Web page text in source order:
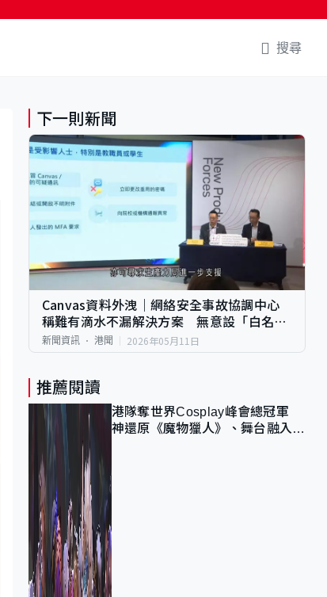
搜尋
下一則新聞
Canvas資料外洩｜網絡安全事故協調中心
稱難有滴水不漏解決方案 無意設「白名
單」
新聞資訊 港聞 2026年05月11日
推薦閱讀
港隊奪世界Cosplay峰會總冠軍
神還原《魔物獵人》、舞台融入獅